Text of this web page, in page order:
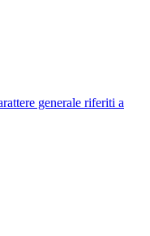
generale riferiti a